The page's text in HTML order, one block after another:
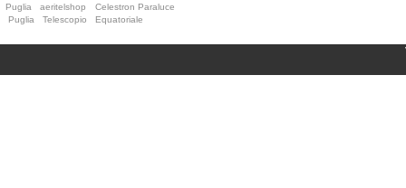
Puglia
aeritelshop
Celestron Paraluce
Puglia
Telescopio Equatoriale